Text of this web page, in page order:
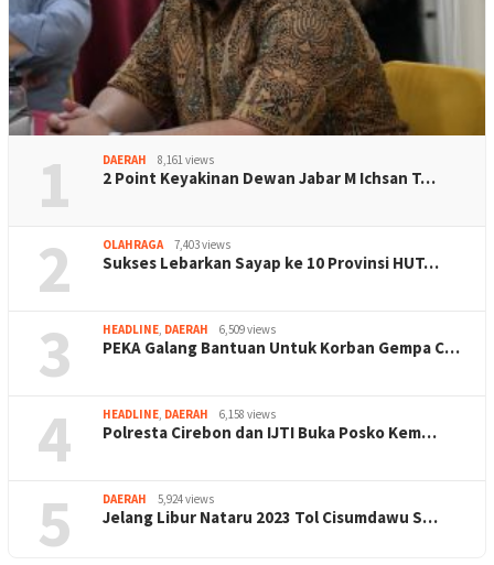
1 DAERAH 8,161 views
2 Point Keyakinan Dewan Jabar M Ichsan T…
2 OLAHRAGA 7,403 views
Sukses Lebarkan Sayap ke 10 Provinsi HUT…
3 HEADLINE DAERAH 6,509 views
PEKA Galang Bantuan Untuk Korban Gempa C…
4 HEADLINE DAERAH 6,158 views
Polresta Cirebon dan IJTI Buka Posko Kem…
5 DAERAH 5,924 views
Jelang Libur Nataru 2023 Tol Cisumdawu S…